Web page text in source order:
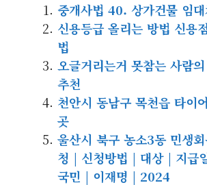
중개사법 40. 상가건물 임
신용등급 올리는 방법 신용
법
오글거리는거 못참는 사람
추천
천안시 동남구 목천읍 타이
곳
울산시 북구 농소3동 민생
청 | 신청방법 | 대상 | 지급
국민 | 이재명 | 2024